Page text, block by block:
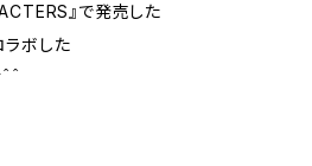
』で発売した
ラボした
＾